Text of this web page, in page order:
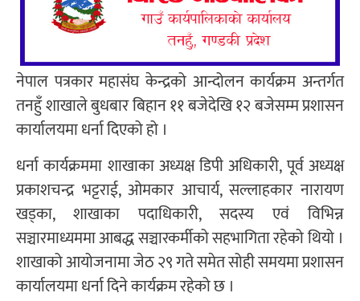
नेपाल पत्रकार महासंघ केन्द्रको आन्दोलन कार्यक्रम अन्तर्गत
तनहुँ शाखाले बुधबार बिहान ११ बजेदेखि १२ बजेसम्म प्रशासन
कार्यालयमा धर्ना दिएको हो ।
धर्ना कार्यक्रममा शाखाका अध्यक्ष डिपी अधिकारी, पूर्व अध्यक्ष
प्रकाशचन्द्र भट्टराई, ओमकार आचार्य, सल्लाहकार नारायण
खड्का, शाखाका पदाधिकारी, सदस्य एवं विभिन्न
सञ्चारमाध्यममा आबद्ध सञ्चारकर्मीको सहभागिता रहेको थियो ।
शाखाको आयोजनामा जेठ २९ गते समेत सोही समयमा प्रशासन
कार्यालयमा धर्ना दिने कार्यक्रम रहेको छ ।